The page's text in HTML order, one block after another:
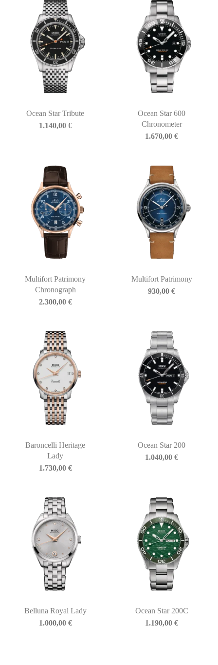
Ocean Star Tribute
1.140,00 €
Ocean Star 600
Chronometer
1.670,00€
Multifort Patrimony
Chronograph
2.300,00 €
Multifort Patrimony
930,00€
Baroncelli Heritage
Lady
1.730,00 €
Ocean Star 200
1.040,00€
Belluna Royal Lady
1.000,00 €
Ocean Star 200C
1.190,00€